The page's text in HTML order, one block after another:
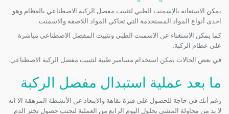
يمكن الاستعانة بالإسمنت الطبي لتثبيت مفصل الركبة الاصطناعي بالعظام وهو
احدى أنواع المواد المستخدمة التي تحاكي المواد اللاصقة والاسمنت.
كما يمكن الاستغناء عن الاسمنت الطبي وتثبيت المفصل الاصطناعي مباشرة
على عظام الركبة.
في بعض الحالات يمكن استخدام مسامير طبية لتثبيت مفصل الركبة الاصطناعي.
ما بعد عملية استبدال مفصل الركبة
رغم أنك في حاجة للحصول على فترة نقاهة والابتعاد عن الأنشطة المرهقة الا انه
لا بد من محاولة المشي بحلول اليوم الرابع من العملية لتجنب حصول تخثر الدم